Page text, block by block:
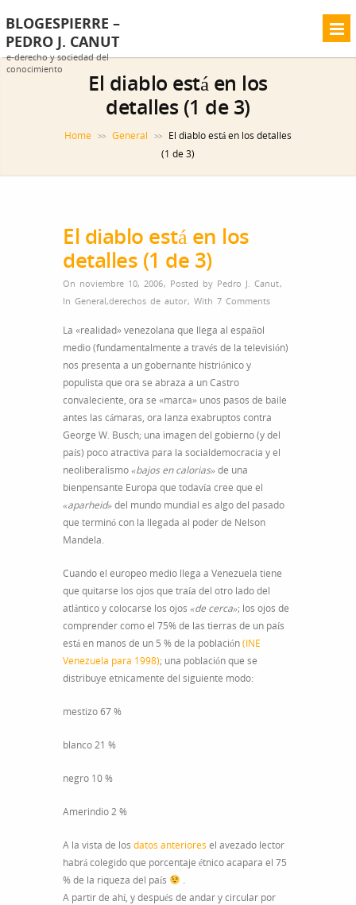
BLOGESPIERRE –
PEDRO J. CANUT
e-derecho y sociedad del
conocimiento
El diablo está en los
detalles (1 de 3)
Home >> General >>
El diablo está en los detalles
(1 de 3)
El diablo está en los
detalles (1 de 3)
On noviembre 10, 2006, Posted by Pedro J. Canut,
In General,derechos de autor, With 7 Comments
La «realidad» venezolana que llega al español
medio (fundamentalmente a través de la televisión)
nos presenta a un gobernante histriónico y
populista que ora se abraza a un Castro
convaleciente, ora se «marca» unos pasos de baile
antes las cámaras, ora lanza exabruptos contra
George W. Busch; una imagen del gobierno (y del
país) poco atractiva para la socialdemocracia y el
neoliberalismo«bajos en calorias»de una
bienpensante Europa que todavía cree que el
«aparheid»del mundo mundial es algo del pasado
que terminó con la llegada al poder de Nelson
Mandela.
Cuando el europeo medio llega a Venezuela tiene
que quitarse los ojos que traía del otro lado del
atlántico y colocarse los ojos «de cerca»; los ojos de
comprender como el 75% de las tierras de un país
está en manos de un 5 % de la población(INE
Venezuela para 1998); una población que se
distribuye etnicamente del siguiente modo:
mestizo 67 %
blanco 21 %
negro 10 %
Amerindio 2 %
A la vista de los datos anteriores el avezado lector
habrá colegido que porcentaje étnico acapara el 75
% de la riqueza del país
.
A partir de ahí, y después de andar y circular por